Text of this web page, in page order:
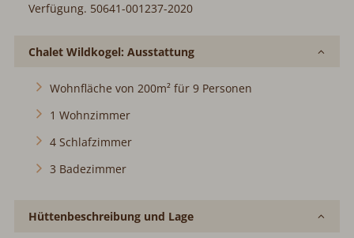
Verfügung. 50641-001237-2020
Chalet Wildkogel: Ausstattung
Wohnfläche von 200m² für 9 Personen
1 Wohnzimmer
4 Schlafzimmer
3 Badezimmer
Hüttenbeschreibung und Lage